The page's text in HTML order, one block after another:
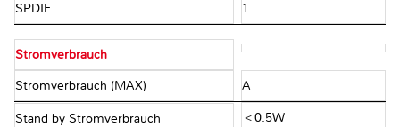
SPDIF 1
Stromverbrauch
Stromverbrauch (MAX) A
Stand by Stromverbrauch ＜0.5W